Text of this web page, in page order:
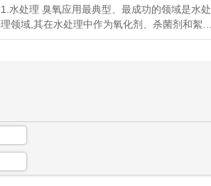
1.水处理 臭氧应用最典型、最成功的领域是水处
理领域,其在水处理中作为氧化剂、杀菌剂和絮凝
剂得到世界的认可臭氧不仅可以用于饮用水、生